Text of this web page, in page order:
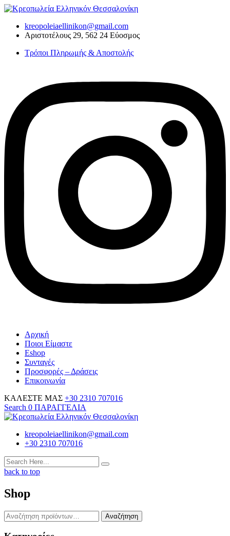
Skip
contentkreopoleiaellinikon@gmail.com
Αριστοτέλους 29, 562 24 Εύοσμος
Τρόποι Πληρωμής & Αποστολής
Αρχική
Ποιοι Είμαστε
Eshop
Συνταγές
Προσφορές – Δράσεις
Επικοινωνία
ΚΑΛΕΣΤΕ ΜΑΣ +30 2310 707016
Search 0 ΠΑΡΑΓΓΕΛΙΑ
kreopoleiaellinikon@gmail.com
+30 2310 707016
back to top
Shop
Αναζήτηση
για:
Αναζήτηση